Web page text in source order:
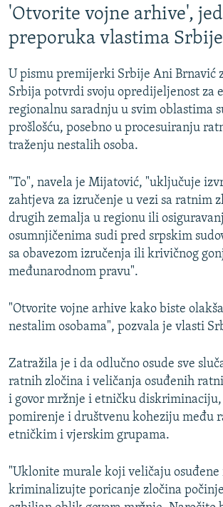
'Otvorite vojne arhive',
preporuka vlastima Srbije
U pismu premijerki Srbije Ani Brnavić
Srbija potvrdi svoju opredijeljenost za
regionalnu saradnju u svim oblastima
prošlošću, posebno u procesuiranju
traženju nestalih osoba.
"To", navela je Mijatović, "uključuje
zahtjeva za izručenje u vezi sa ratnim
drugih zemalja u regionu ili
osumnjičenima sudi pred srpskim
sa obavezom izručenja ili krivičnog
međunarodnom pravu".
"Otvorite vojne arhive kako biste
nestalim osobama", pozvala je vlasti
Zatražila je i da odlučno osude sve
ratnih zločina i veličanja osuđenih
i govor mržnje i etničku
pomirenje i društvenu koheziju među
etničkim i vjerskim grupama.
"Uklonite murale koji veličaju osuđene
kriminalizujte poricanje zločina